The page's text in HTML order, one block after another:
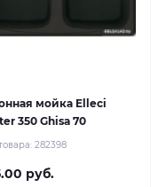
мойка Elleci
350 Ghisa 70
282398
руб.